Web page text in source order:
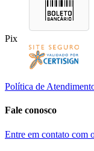
Pix
Política de
Fale conosco
Entre em contato com